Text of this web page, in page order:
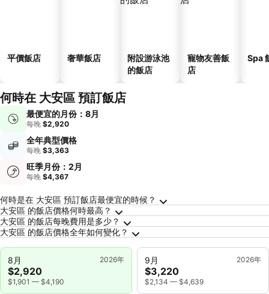
平價飯店 奢華飯店
附設游泳池
的飯店
寵物友善飯
店
Spa
何時在 大安區 預訂飯店
最便宜的月份：8月
每晚 $2,920
全年典型價格
每晚 $3,363
旺季月份：2月
每晚 $4,367
關於大安區的常見問答
何時是在 大安區 預訂飯店最便宜的時候？
大安區 的飯店價格何時最高？
大安區 的飯店每晚費用是多少？
大安區 的飯店價格全年如何變化？
8月 2026年
$2,920
$1,901 — $4,190
9月 2026年
$3,220
$2,134 — $4,639